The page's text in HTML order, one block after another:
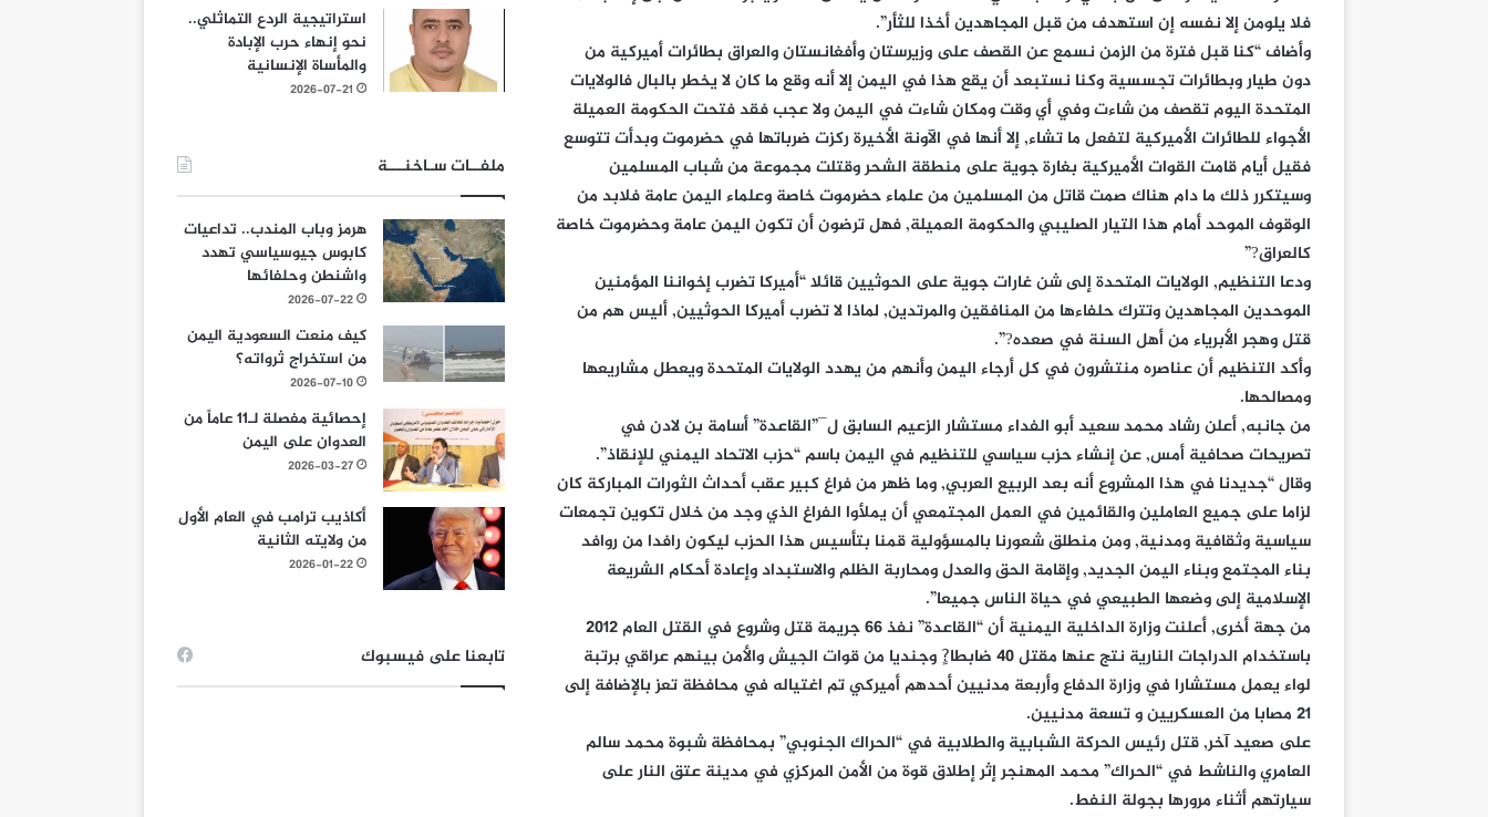
فلا يلومن إلا نفسه إن استهدف من قبل المجاهدين أخذا للثأر”.
وأضاف “كنا قبل فترة من الزمن نسمع عن القصف على وزيرستان وأفغانستان والعراق بطائرات أميركية من
دون طيار وبطائرات تجسسية وكنا نستبعد أن يقع هذا في اليمن إلا أنه وقع ما كان لا يخطر بالبال فالولايات
المتحدة اليوم تقصف من شاءت وفي أي وقت ومكان شاءت في اليمن ولا عجب فقد فتحت الحكومة العميلة
الأجواء للطائرات الأميركية لتفعل ما تشاء, إلا أنها في الآونة الأخيرة ركزت ضرباتها في حضرموت وبدأت تتوسع
فقيل أيام قامت القوات الأميركية بغارة جوية على منطقة الشحر وقتلت مجموعة من شباب المسلمين
وسيتكرر ذلك ما دام هناك صمت قاتل من المسلمين من علماء حضرموت خاصة وعلماء اليمن عامة فلابد من
الوقوف الموحد أمام هذا التيار الصليبي والحكومة العميلة, فهل ترضون أن تكون اليمن عامة وحضرموت خاصة
كالعراق?”
ودعا التنظيم, الولايات المتحدة إلى شن غارات جوية على الحوثيين قائلا “أميركا تضرب إخواننا المؤمنين
الموحدين المجاهدين وتترك حلفاءها من المنافقين والمرتدين, لماذا لا تضرب أميركا الحوثيين, أليس هم من
قتل وهجر الأبرياء من أهل السنة في صعده?”.
وأكد التنظيم أن عناصره منتشرون في كل أرجاء اليمن وأنهم من يهدد الولايات المتحدة ويعطل مشاريعها
ومصالحها.
من جانبه, أعلن رشاد محمد سعيد أبو الفداء مستشار الزعيم السابق ل¯”القاعدة” أسامة بن لادن في
تصريحات صحافية أمس, عن إنشاء حزب سياسي للتنظيم في اليمن باسم “حزب الاتحاد اليمني للإنقاذ”.
وقال “جديدنا في هذا المشروع أنه بعد الربيع العربي, وما ظهر من فراغ كبير عقب أحداث الثورات المباركة كان
لزاما على جميع العاملين والقائمين في العمل المجتمعي أن يملأوا الفراغ الذي وجد من خلال تكوين تجمعات
سياسية وثقافية ومدنية, ومن منطلق شعورنا بالمسؤولية قمنا بتأسيس هذا الحزب ليكون رافدا من روافد
بناء المجتمع وبناء اليمن الجديد, وإقامة الحق والعدل ومحاربة الظلم والاستبداد وإعادة أحكام الشريعة
الإسلامية إلى وضعها الطبيعي في حياة الناس جميعا”.
من جهة أخرى, أعلنت وزارة الداخلية اليمنية أن “القاعدة” نفذ 66 جريمة قتل وشروع في القتل العام 2012
باستخدام الدراجات النارية نتج عنها مقتل 40 ضابطا?ٍ وجنديا من قوات الجيش والأمن بينهم عراقي برتبة
لواء يعمل مستشارا في وزارة الدفاع وأربعة مدنيين أحدهم أميركي تم اغتياله في محافظة تعز بالإضافة إلى
21 مصابا من العسكريين و تسعة مدنيين.
على صعيد آخر, قتل رئيس الحركة الشبابية والطلابية في “الحراك الجنوبي” بمحافظة شبوة محمد سالم
العامري والناشط في “الحراك” محمد المهنجر إثر إطلاق قوة من الأمن المركزي في مدينة عتق النار على
سيارتهم أثناء مرورها بجولة النفط.
استراتيجية الردع التماثلي..
نحو إنهاء حرب الإبادة
والمأساة الإنسانية
2026-07-21
ملفــات سـاخنـــة
هرمز وباب المندب.. تداعيات
كابوس جيوسياسي تهدد
واشنطن وحلفائها
2026-07-22
كيف منعت السعودية اليمن
من استخراج ثرواته؟
2026-07-10
إحصائية مفصلة لـ11 عاماً من
العدوان على اليمن
2026-03-27
أكاذيب ترامب في العام الأول
من ولايته الثانية
2026-01-22
تابعنا على فيسبوك